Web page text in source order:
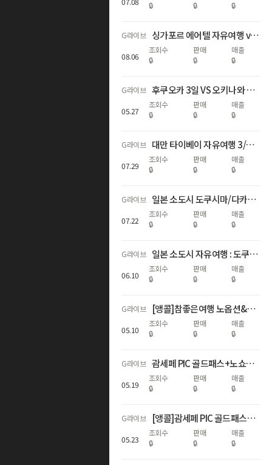
🔒 🔒 🔒
G라이브 싱가포르 에어텔 자유여행 vs 패키지
08.06
조회수
🔒
판매
🔒
매출
🔒
G라이브 후쿠오카 3일 VS 오키나와 3/4일 자유여행
05.27
조회수
🔒
판매
🔒
매출
🔒
G라이브 대만 타이베이 자유여행 3/4/5일
07.29
조회수
🔒
판매
🔒
매출
🔒
G라이브 일본 소도시 도쿠시마/다카마츠 에어텔 3일/4일
07.22
조회수
🔒
판매
🔒
매출
🔒
G라이브 일본 소도시 자유여행 : 도쿠시마,고베,요나고,다카마츠
06.10
조회수
🔒
판매
🔒
매출
🔒
G라이브 [앵콜]참좋은여행 노옵션&노쇼핑 마나도VS브루나이
05.10
조회수
🔒
판매
🔒
매출
🔒
G라이브 괌세페 PIC 골드패스+노쇼핑+노팁+현지투어특가
05.19
조회수
🔒
판매
🔒
매출
🔒
G라이브 [앵콜]괌세페 PIC 골드패스+노쇼핑+노팁+현지투어특가
05.23
조회수
🔒
판매
🔒
매출
🔒